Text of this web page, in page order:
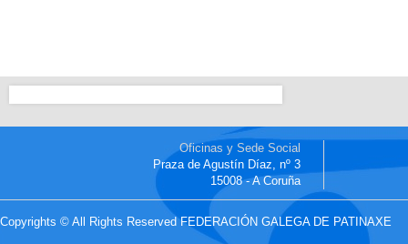
Oficinas y Sede Social
Praza de Agustín Díaz, nº 3
15008 - A Coruña
Copyrights © All Rights Reserved FEDERACIÓN GALEGA DE PATINAXE